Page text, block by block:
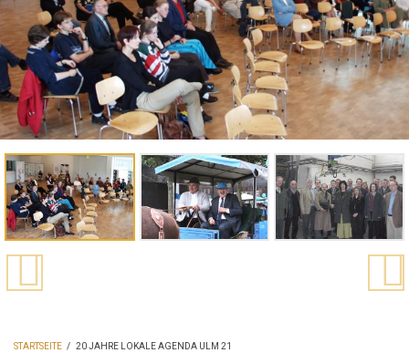
STARTSEITE / 20 JAHRE LOKALE AGENDA ULM 21